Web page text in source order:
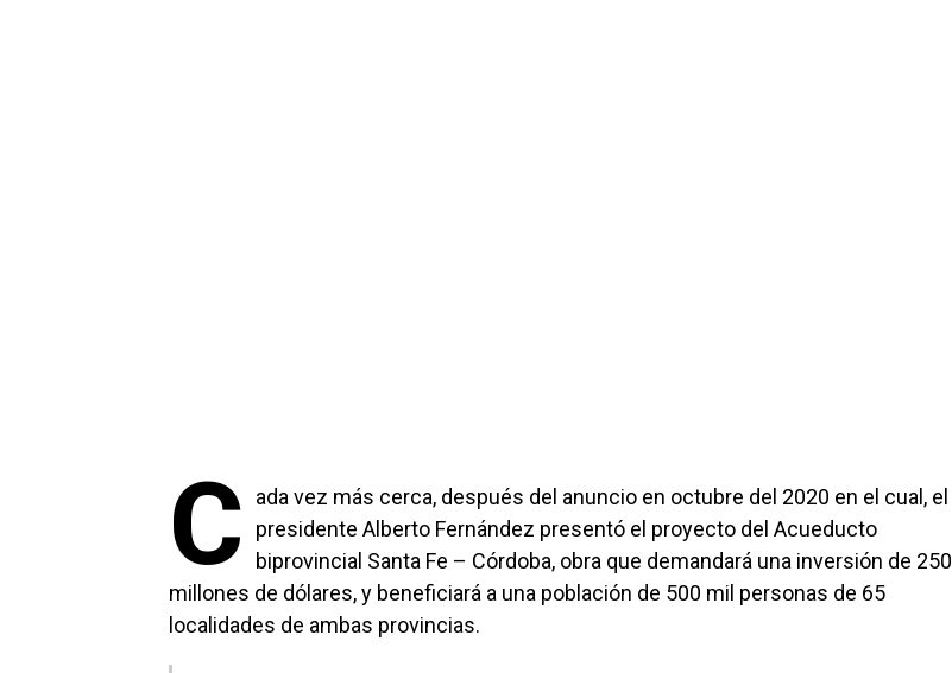
C
ada vez más cerca, después del anuncio en octubre del 2020 en el cual, el
presidente Alberto Fernández presentó el proyecto del Acueducto
biprovincial Santa Fe – Córdoba, obra que demandará una inversión de 250
millones de dólares, y beneficiará a una población de 500 mil personas de 65
localidades de ambas provincias.